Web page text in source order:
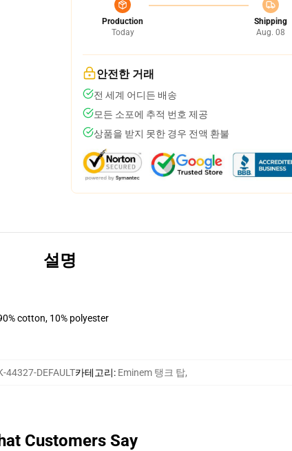
Production
Today
Shipping
Aug. 08
안전한 거래
전 세계 어디든 배송
모든 소포에 추적 번호 제공
상품을 받지 못한 경우 전액 환불
설명
cotton, 10% polyester
44327-DEFAULT카테고리: Eminem 탱크 탑,
Customers Say